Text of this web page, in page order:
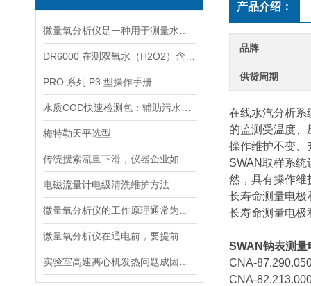
PRO 系列 P3 型操作手册
梅特勒天平选型
电磁流量计电级清洗维护方法
产品介绍：
品牌
供货周期
在线水汽分析系
的监测受温度
操作维护不变、
SWAN取样系
然，具有操作维
长寿命测量电
长寿命测量电极
SWAN钠表测量
CNA-
CNA-